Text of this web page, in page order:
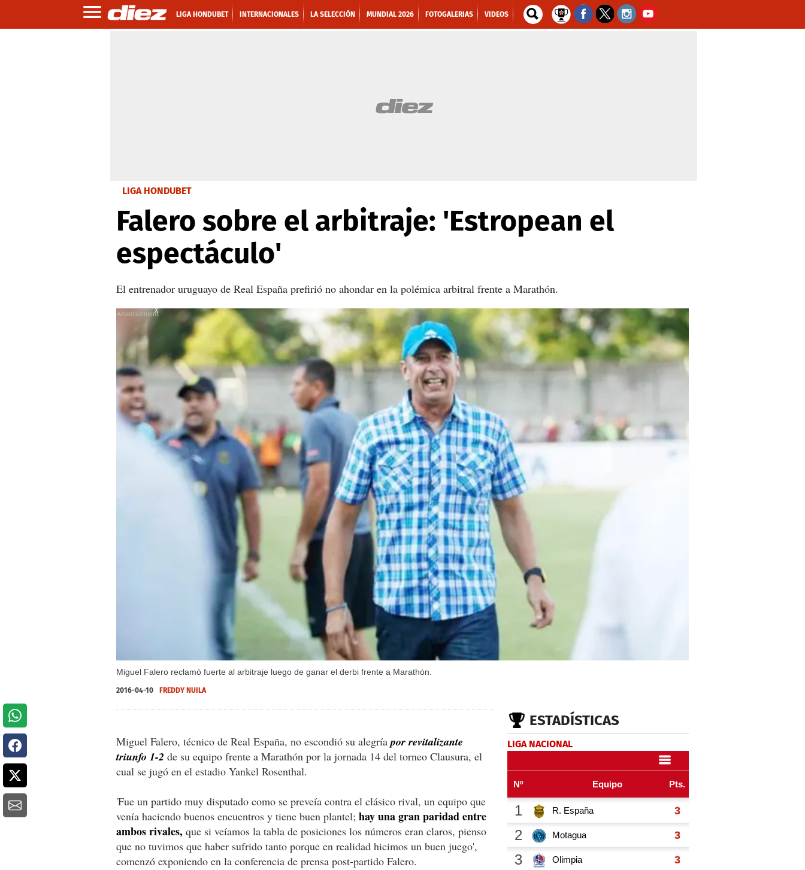
LIGA HONDUBET INTERNACIONALES LA SELECCIÓN MUNDIAL 2026 FOTOGALERIAS VIDEOS
LIGA HONDUBET
Falero sobre el arbitraje: 'Estropean el
espectáculo'
El entrenador uruguayo de Real España prefirió no ahondar en la polémica arbitral frente a Marathón.
Miguel Falero reclamó fuerte al arbitraje luego de ganar el derbi frente a Marathón.
X
2016-04-10 FREDDY NUILA
Miguel Falero, técnico de Real España, no escondió su alegríapor revitalizante
triunfo 1-2 de su equipo frente a Marathón por la jornada 14 del torneo Clausura, el
cual se jugó en el estadio Yankel Rosenthal.
'Fue un partido muy disputado como se preveía contra el clásico rival, un equipo que
venía haciendo buenos encuentros y tiene buen plantel; hay una gran paridad entre
ambos rivales, que si veíamos la tabla de posiciones los números eran claros, pienso
que no tuvimos que haber sufrido tanto porque en realidad hicimos un buen juego',
comenzó exponiendo en la conferencia de prensa post-partido Falero.
ESTADÍSTICAS
LIGA NACIONAL